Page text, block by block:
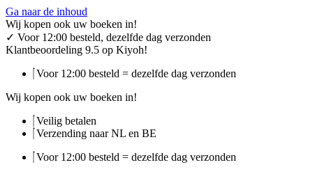
Ga naar de inhoud
Wij kopen ook uw boeken in!
✓ Voor 12:00 besteld, dezelfde dag verzonden
Klantbeoordeling 9.5 op Kiyoh!
Voor 12:00 besteld = dezelfde dag verzonden
Wij kopen ook uw boeken in!
Veilig betalen
Verzending naar NL en BE
Voor 12:00 besteld = dezelfde dag verzonden